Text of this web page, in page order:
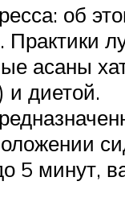
об
асаны
диетой.
5 минут,